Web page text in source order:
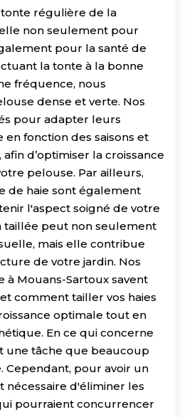
tonte régulière de la
non seulement pour
pour la santé de
la tonte à la bonne
fréquence, nous
dense et verte. Nos
pour adapter leurs
fonction des saisons et
d’optimiser la croissance
pelouse. Par ailleurs,
de haie sont également
l'aspect soigné de votre
taillée peut non seulement
mais elle contribue
de votre jardin. Nos
à Mouans-Sartoux savent
comment tailler vos haies
optimale tout en
En ce qui concerne
une tâche que beaucoup
Cependant, pour avoir un
nécessaire d'éliminer les
pourraient concurrencer